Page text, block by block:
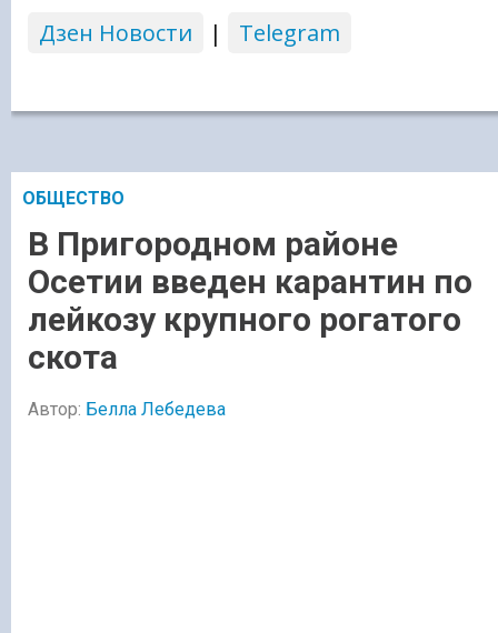
Дзен Новости
| Telegram
ОБЩЕСТВО
В Пригородном районе
Осетии введен карантин по
лейкозу крупного рогатого
скота
Автор: Белла Лебедева